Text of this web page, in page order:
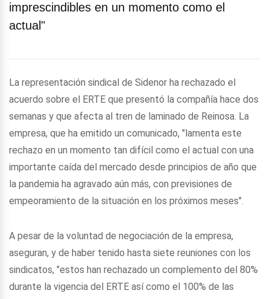
imprescindibles en un momento como el
actual"
La representación sindical de Sidenor ha rechazado el
acuerdo sobre el ERTE que presentó la compañía hace dos
semanas y que afecta al tren de laminado de Reinosa. La
empresa, que ha emitido un comunicado, "lamenta este
rechazo en un momento tan difícil como el actual con una
importante caída del mercado desde principios de año que
la pandemia ha agravado aún más, con previsiones de
empeoramiento de la situación en los próximos meses".
A pesar de la voluntad de negociación de la empresa,
aseguran, y de haber tenido hasta siete reuniones con los
sindicatos, "estos han rechazado un complemento del 80%
durante la vigencia del ERTE así como el 100% de las